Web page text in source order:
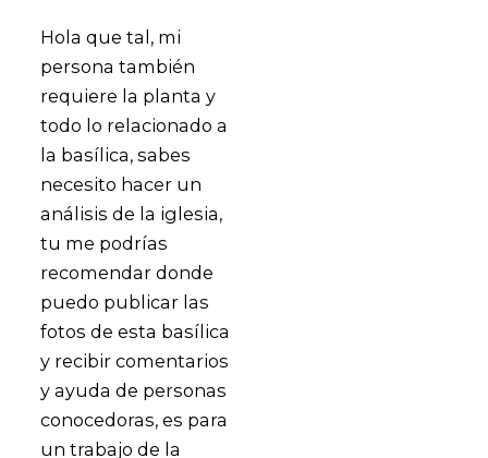
Hola que tal, mi
persona también
requiere la planta y
todo lo relacionado a
la basílica, sabes
necesito hacer un
análisis de la iglesia,
tu me podrías
recomendar donde
puedo publicar las
fotos de esta basílica
y recibir comentarios
y ayuda de personas
conocedoras, es para
un trabajo de la